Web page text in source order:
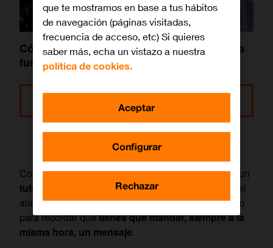
Cómo editar los mensajes de WhatsApp: la
función más esperada ya disponible
Con unos sencillos pasos, quete explicaremos en un
tutorial
, vas a poder olvidarte de tener que poner mil
alarmas, recordatorios o citas en tu calendario. Todo
para recordar quetienes que mandar, siempre a la
misma hora, un mensaje.
que te mostramos en base a tus hábitos
de navegación (páginas visitadas,
frecuencia de acceso, etc) Si quieres
saber más, echa un vistazo a nuestra
política de cookies.
Configurar
Rechazar
Aceptar